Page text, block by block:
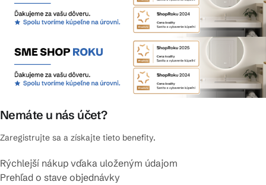
Nemáte u nás účet?
Zaregistrujte sa a získajte tieto benefity.
Rýchlejší nákup vďaka uloženým údajom
Prehľad o stave objednávky